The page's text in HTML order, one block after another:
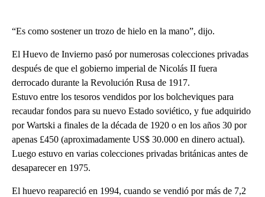
“Es como sostener un trozo de hielo en la mano”, dijo.
El Huevo de Invierno pasó por numerosas colecciones privadas
después de que el gobierno imperial de Nicolás II fuera
derrocado durante la Revolución Rusa de 1917.
Estuvo entre los tesoros vendidos por los bolcheviques para
recaudar fondos para su nuevo Estado soviético, y fue adquirido
por Wartski a finales de la década de 1920 o en los años 30 por
apenas £450 (aproximadamente US$ 30.000 en dinero actual).
Luego estuvo en varias colecciones privadas británicas antes de
desaparecer en 1975.
El huevo reapareció en 1994, cuando se vendió por más de 7,2